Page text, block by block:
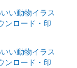
い動物イラス
ンロード・印
い動物イラス
ンロード・印